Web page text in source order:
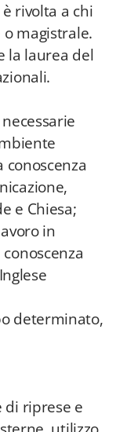
rivolta a chi
magistrale.
la laurea del
e Chiesa;
in
determinato,
di riprese e